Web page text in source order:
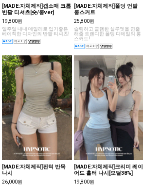
[MADE:자체제작]캡소매 크롭
반팔 티셔츠[숏/롱ver]
19,800원
일주일 내내 데일리로 입기좋은
베이직한 디자인의 반팔 티셔츠!
[MADE:자체제작]폴딩 언발
롱스커트
25,800원
슬림하고 글램한 실루엣을 연출
해줄 트렌디한 폴딩 디테일의 롱
스커트!
[MADE:자체제작]핀턱 반목
나시
26,000원
[MADE:자체제작]크리미 레이
어드 홀터 나시[모달38%]
19,800원